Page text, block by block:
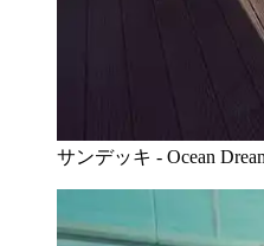
サンデッキ - Ocean